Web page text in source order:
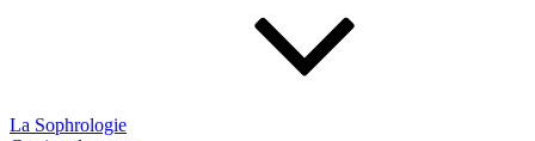
La Sophrologie